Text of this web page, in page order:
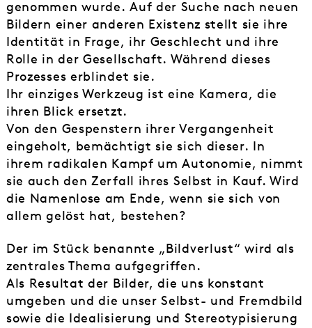
genommen wurde. Auf der Suche nach neuen
Bildern einer anderen Existenz stellt sie ihre
Identität in Frage, ihr Geschlecht und ihre
Rolle in der Gesellschaft. Während dieses
Prozesses erblindet sie.
Ihr einziges Werkzeug ist eine Kamera, die
ihren Blick ersetzt.
Von den Gespenstern ihrer Vergangenheit
eingeholt, bemächtigt sie sich dieser. In
ihrem radikalen Kampf um Autonomie, nimmt
sie auch den Zerfall ihres Selbst in Kauf. Wird
die Namenlose am Ende, wenn sie sich von
allem gelöst hat, bestehen?
Der im Stück benannte „Bildverlust“ wird als
zentrales Thema aufgegriffen.
Als Resultat der Bilder, die uns konstant
umgeben und die unser Selbst- und Fremdbild
sowie die Idealisierung und Stereotypisierung